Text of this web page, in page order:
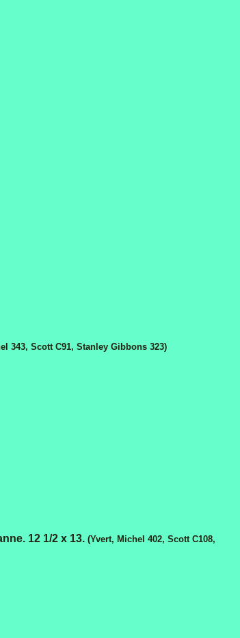
343, Scott C91, Stanley Gibbons 323)
12 1/2 х 13. (Yvert, Michel 402, Scott C108,